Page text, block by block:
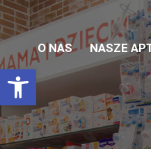
Otwórz pasek narzędzi
O NAS NASZE